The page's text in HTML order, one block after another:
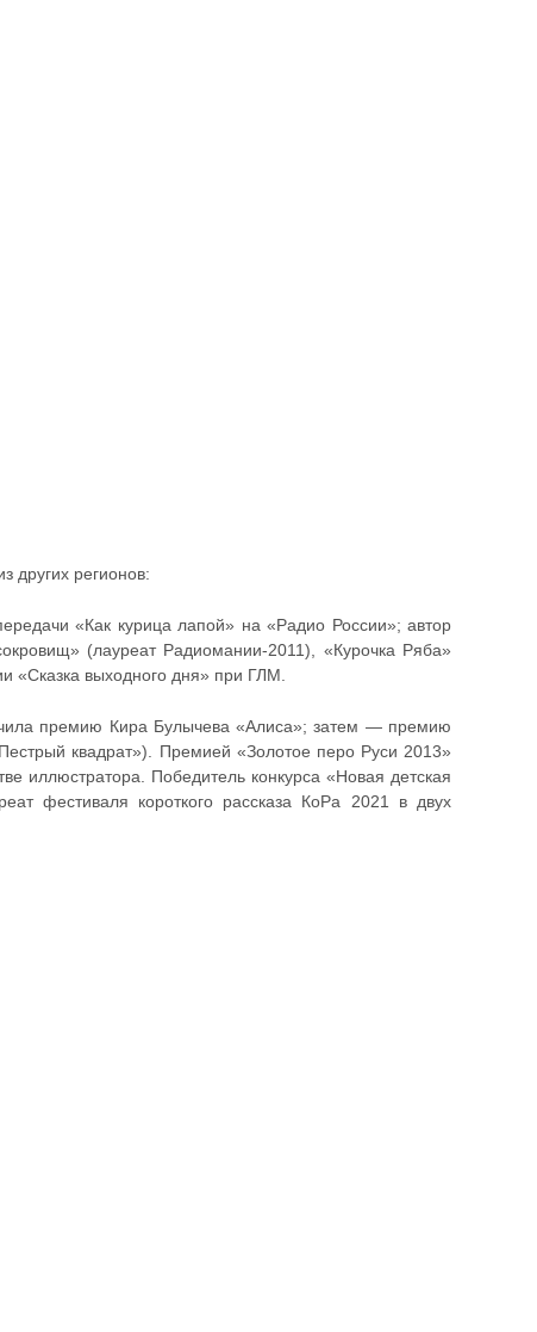
других регионов:
«Как курица лапой» на «Радио России»; автор
(лауреат Радиомании-2011), «Курочка Ряба»
«Сказка выходного дня» при ГЛМ.
премию Кира Булычева «Алиса»; затем — премию
квадрат»). Премией «Золотое перо Руси 2013»
иллюстратора. Победитель конкурса «Новая детская
фестиваля короткого рассказа КоРа 2021 в двух